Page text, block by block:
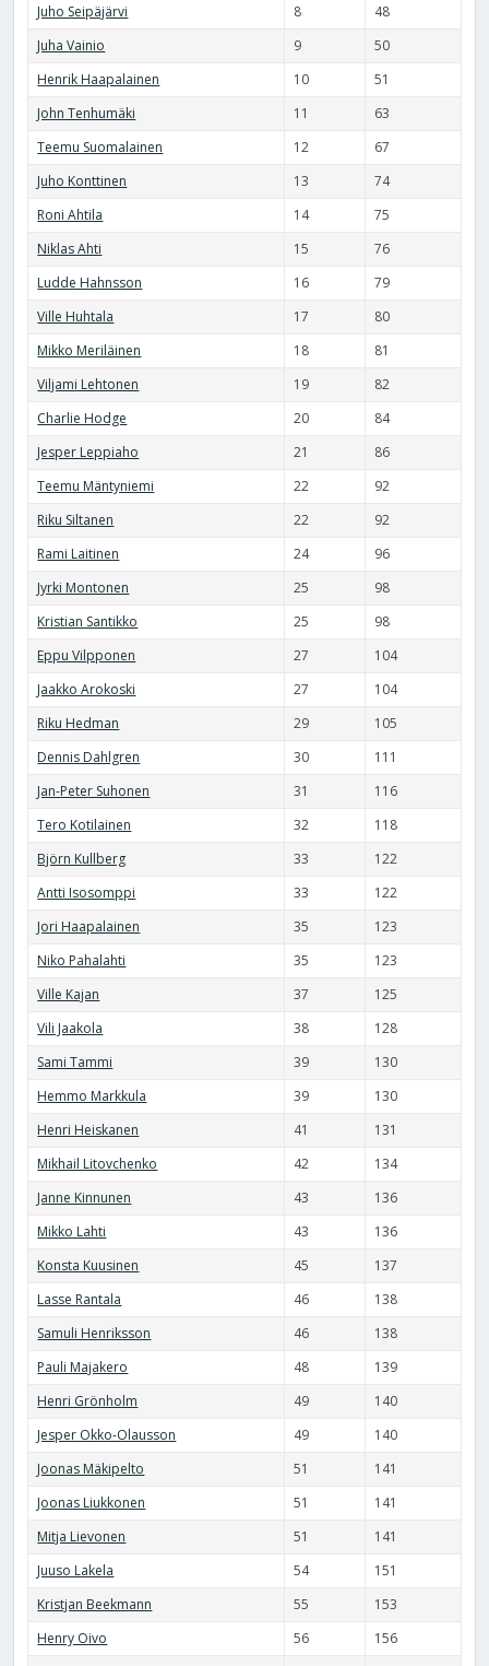
Juho Seipäjärvi
8
48
Juha Vainio
9
50
Henrik Haapalainen
10
51
John Tenhumäki
11
63
Teemu Suomalainen
12
67
Juho Konttinen
13
74
Roni Ahtila
14
75
Niklas Ahti
15
76
Ludde Hahnsson
16
79
Ville Huhtala
17
80
Mikko Meriläinen
18
81
Viljami Lehtonen
19
82
Charlie Hodge
20
84
Jesper Leppiaho
21
86
Teemu Mäntyniemi
22
92
Riku Siltanen
22
92
Rami Laitinen
24
96
Jyrki Montonen
25
98
Kristian Santikko
25
98
Eppu Vilpponen
27
104
Jaakko Arokoski
27
104
Riku Hedman
29
105
Dennis Dahlgren
30
111
Jan-Peter Suhonen
31
116
Tero Kotilainen
32
118
Björn Kullberg
33
122
Antti Isosomppi
33
122
Jori Haapalainen
35
123
Niko Pahalahti
35
123
Ville Kajan
37
125
Vili Jaakola
38
128
Sami Tammi
39
130
Hemmo Markkula
39
130
Henri Heiskanen
41
131
Mikhail Litovchenko
42
134
Janne Kinnunen
43
136
Mikko Lahti
43
136
Konsta Kuusinen
45
137
Lasse Rantala
46
138
Samuli Henriksson
46
138
Pauli Majakero
48
139
Henri Grönholm
49
140
Jesper Okko-Olausson
49
140
Joonas Mäkipelto
51
141
Joonas Liukkonen
51
141
Mitja Lievonen
51
141
Juuso Lakela
54
151
Kristjan Beekmann
55
153
Henry Oivo
56
156